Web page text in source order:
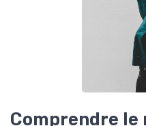
Comprendre